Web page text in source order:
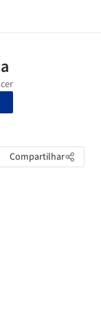
Compartilhar